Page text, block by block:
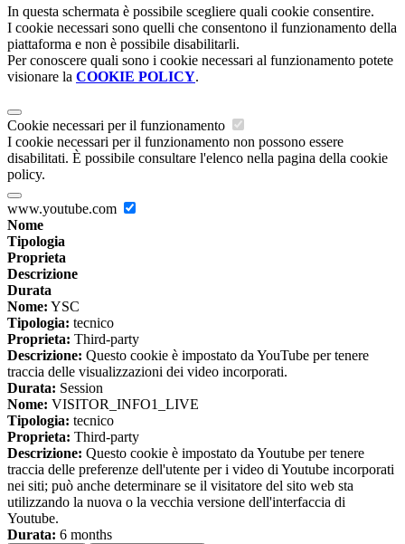
In questa schermata è possibile scegliere quali cookie consentire.
I cookie necessari sono quelli che consentono il funzionamento della
piattaforma e non è possibile disabilitarli.
Per conoscere quali sono i cookie necessari al funzionamento potete
visionare la COOKIE POLICY.
Cookie necessari per il funzionamento
I cookie necessari per il funzionamento non possono essere
disabilitati. È possibile consultare l'elenco nella pagina della cookie
policy.
www.youtube.com
Nome
Tipologia
Proprieta
Descrizione
Durata
Nome: YSC
Tipologia: tecnico
Proprieta: Third-party
Descrizione: Questo cookie è impostato da YouTube per tenere
traccia delle visualizzazioni dei video incorporati.
Durata: Session
Nome: VISITOR_INFO1_LIVE
Tipologia: tecnico
Proprieta: Third-party
Descrizione: Questo cookie è impostato da Youtube per tenere
traccia delle preferenze dell'utente per i video di Youtube incorporati
nei siti; può anche determinare se il visitatore del sito web sta
utilizzando la nuova o la vecchia versione dell'interfaccia di
Youtube.
Durata: 6 months